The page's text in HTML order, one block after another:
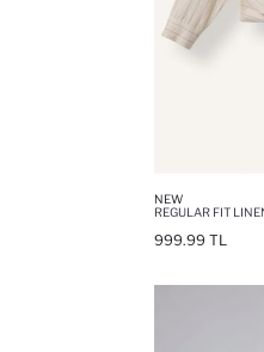
NEW
999.99 TL